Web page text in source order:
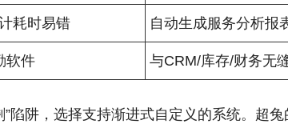
耗时易错 自动生成服务分析报
软件 与CRM/库存/财务无
”陷阱，选择支持渐进式自定义的系统。超兔